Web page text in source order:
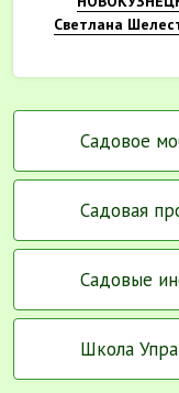
Светлана
Садовое
Садовая
Садовые
Школа